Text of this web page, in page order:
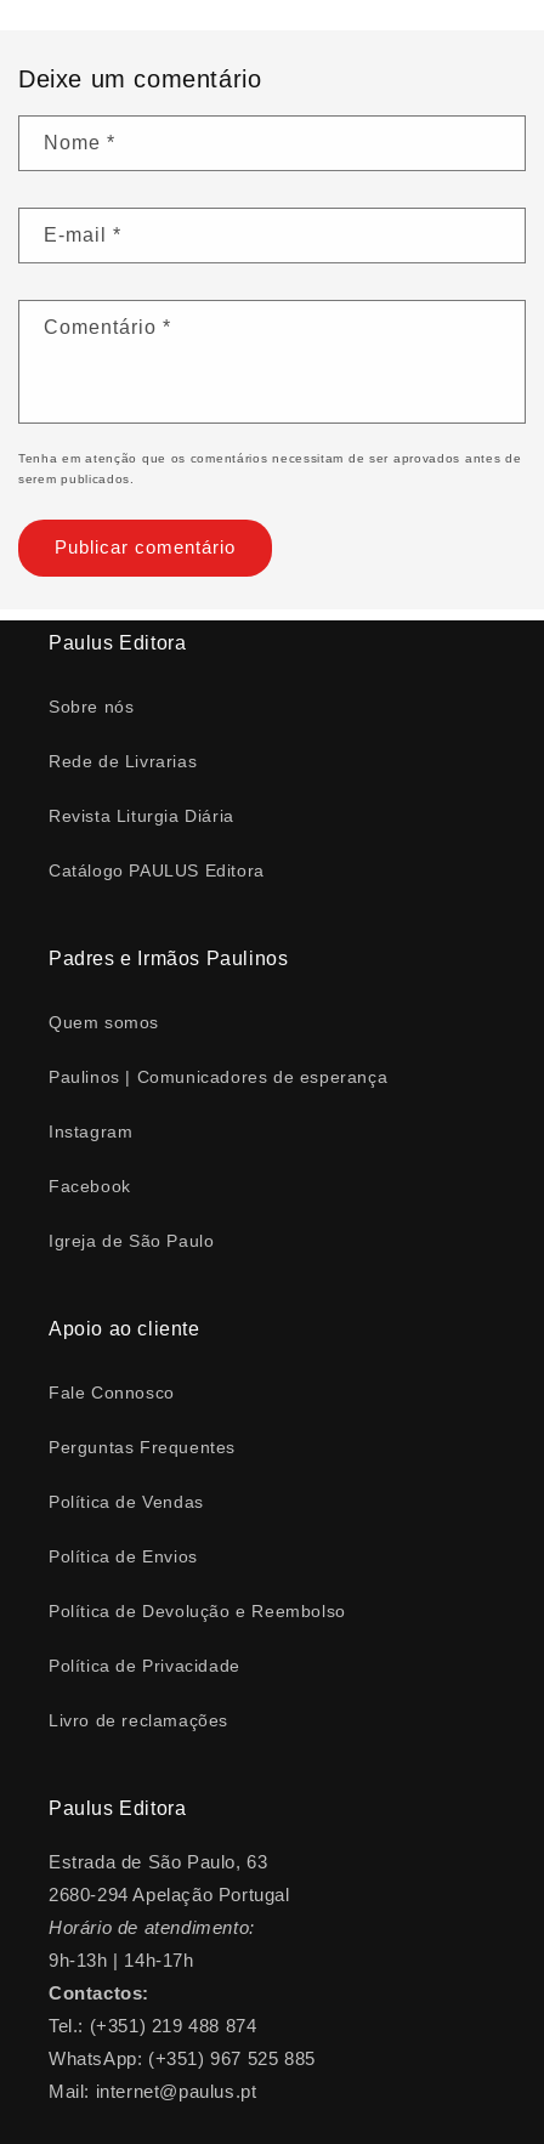
Deixe um comentário
Nome *
E-mail *
Comentário *
Tenha em atenção que os comentários necessitam de ser aprovados antes de
serem publicados.
Paulus Editora
Sobre nós
Rede de Livrarias
Revista Liturgia Diária
Catálogo PAULUS Editora
Padres e Irmãos Paulinos
Quem somos
Paulinos | Comunicadores de esperança
Instagram
Facebook
Igreja de São Paulo
Apoio ao cliente
Fale Connosco
Perguntas Frequentes
Política de Vendas
Política de Envios
Política de Devolução e Reembolso
Política de Privacidade
Livro de reclamações
Paulus Editora
Estrada de São Paulo, 63
2680-294 Apelação Portugal
Horário de atendimento:
9h-13h | 14h-17h
Contactos:
Tel.: (+351) 219 488 874
WhatsApp: (+351) 967 525 885
Mail: internet@paulus.pt